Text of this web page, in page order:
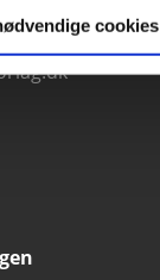
cookies